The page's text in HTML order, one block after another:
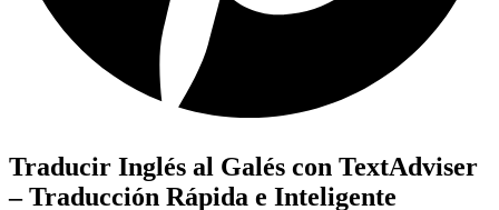
Traducir Inglés al Galés con TextAdviser
– Traducción Rápida e Inteligente